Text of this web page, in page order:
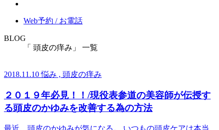
Web予約 / お電話
BLOG
「 頭皮の痒み」 一覧
2018.11.10悩み , 頭皮の痒み
２０１９年必見！！/現役表参道の美容師が伝授す
る頭皮のかゆみを改善する為の方法
最近、頭皮のかゆみが気になる。 いつもの頭皮ケアは本当